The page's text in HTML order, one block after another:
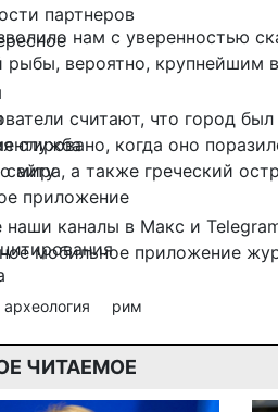
партнеров
служба
приложение
нам с уверенностью
рыбы, вероятно, крупнейшим
считают, что город
когда оно
мира, а также греческий
наши каналы в Макс и
мобильное приложение
археология рим
ЧИТАЕМОЕ